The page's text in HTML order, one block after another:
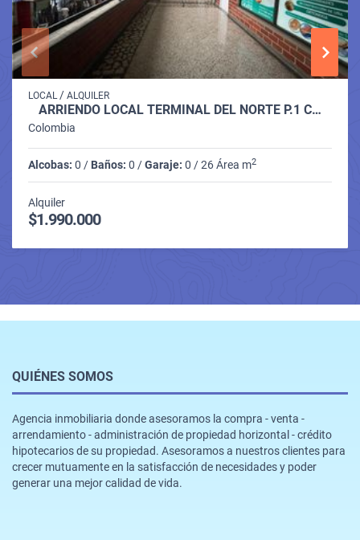
LOCAL / ALQUILER
ARRIENDO LOCAL TERMINAL DEL NORTE P.1 C…
Colombia
Alcobas: 0 / Baños: 0 /Garaje: 0 / 26 Área m2
Alquiler
$1.990.000
QUIÉNES SOMOS
Agencia inmobiliaria donde asesoramos la compra - venta -
arrendamiento - administración de propiedad horizontal - crédito
hipotecarios de su propiedad. Asesoramos a nuestros clientes para
crecer mutuamente en la satisfacción de necesidades y poder
generar una mejor calidad de vida.